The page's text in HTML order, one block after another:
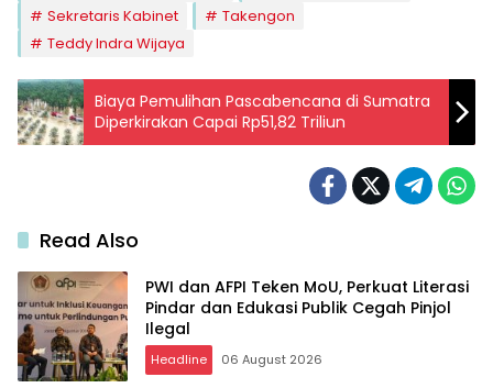
Sekretaris Kabinet
Takengon
Teddy Indra Wijaya
Biaya Pemulihan Pascabencana di Sumatra
Diperkirakan Capai Rp51,82 Triliun
Read Also
PWI dan AFPI Teken MoU, Perkuat Literasi
Pindar dan Edukasi Publik Cegah Pinjol
Ilegal
Headline 06 August 2026